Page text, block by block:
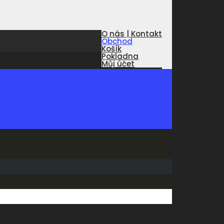
O nás | Kontakt
Obchod
Košík
Pokladna
Můj účet